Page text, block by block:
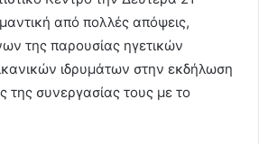
από πολλές απόψεις,
της παρουσίας ηγετικών
ιδρυμάτων στην εκδήλωση
της συνεργασίας τους με το